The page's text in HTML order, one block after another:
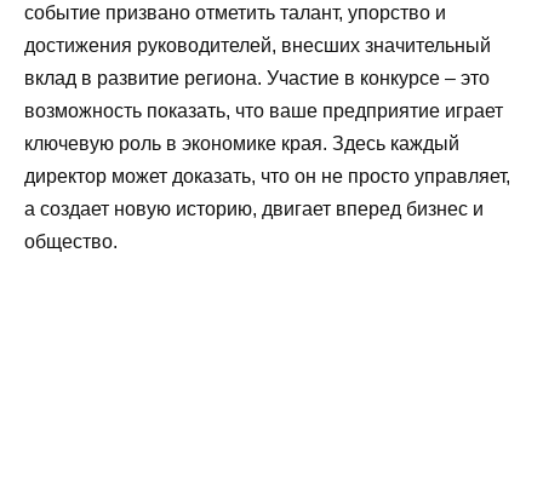
событие призвано отметить талант, упорство и
достижения руководителей, внесших значительный
вклад в развитие региона. Участие в конкурсе – это
возможность показать, что ваше предприятие играет
ключевую роль в экономике края. Здесь каждый
директор может доказать, что он не просто управляет,
а создает новую историю, двигает вперед бизнес и
общество.